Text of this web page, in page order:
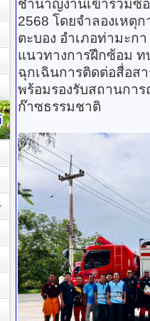
ชำนาญงานเข้าร่วมซ้
2568 โดยจำลองเห
ตะบอง อำเภอท่ามะก
แนวทางการฝึกซ้อม
ฉุกเฉินการติดต่อสื่อส
พร้อมรองรับสถานกา
ก๊าซธรรมชาติ